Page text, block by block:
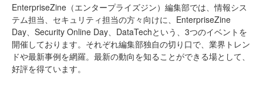
EnterpriseZine（エンタープライズジン）編集部では、情報シス
テム担当、セキュリティ担当の方々向けに、EnterpriseZine
Day、Security Online Day、DataTechという、3つのイベントを
開催しております。それぞれ編集部独自の切り口で、業界トレン
ドや最新事例を網羅。最新の動向を知ることができる場として、
好評を得ています。